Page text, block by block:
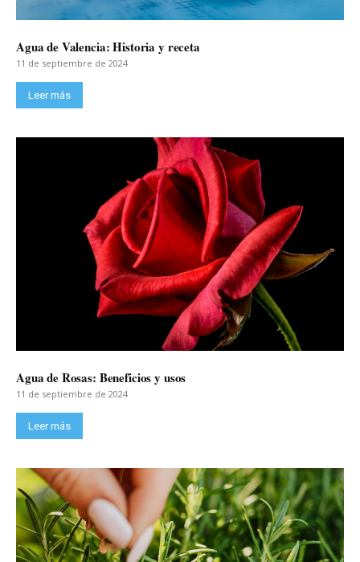
Agua de Valencia: Historia y receta
11 de septiembre de 2024
Leer más
Agua de Rosas: Beneficios y usos
11 de septiembre de 2024
Leer más